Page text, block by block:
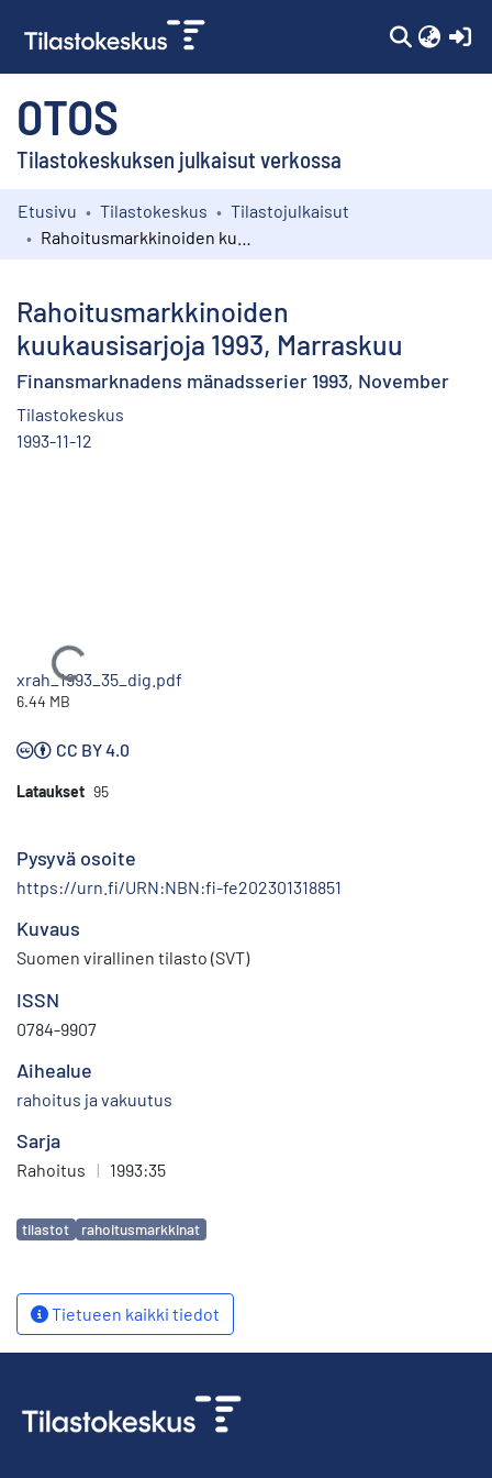
OTOS
Tilastokeskuksen julkaisut verkossa
Kokoelmat
Etusivu Tilastokeskus
Tilastojulkaisut
Rahoitusmarkkinoiden
kuukausisarjoja 1993, Marraskuu
Finansmarknadens mänadsserier 1993, November
Tilastokeskus
1993-11-12
Ladataan...
xrah_1993_35_dig.pdf
6.44 MB
CC BY 4.0
Lataukset 95
Pysyvä osoite
https://urn.fi/URN:NBN:fi-fe202301318851
Kuvaus
Suomen virallinen tilasto (SVT)
ISSN
0784-9907
Aihealue
rahoitus ja vakuutus
Sarja
Rahoitus | 1993:35
Avainsanat
tilastot rahoitusmarkkinat
Tietueen kaikki tiedot